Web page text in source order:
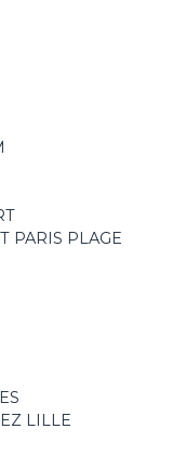
PARIS PLAGE
LILLE